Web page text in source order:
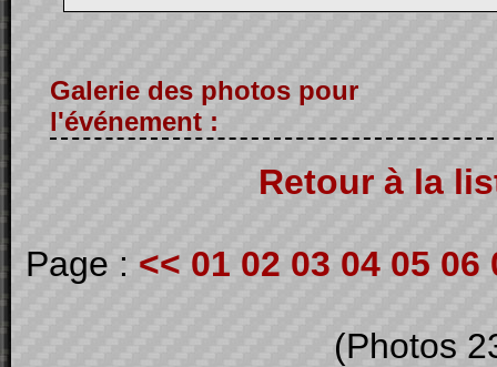
Galerie des photos pour
l'événement :
Retour à la
Page : << 01 02 03 04 05 06
(Photos